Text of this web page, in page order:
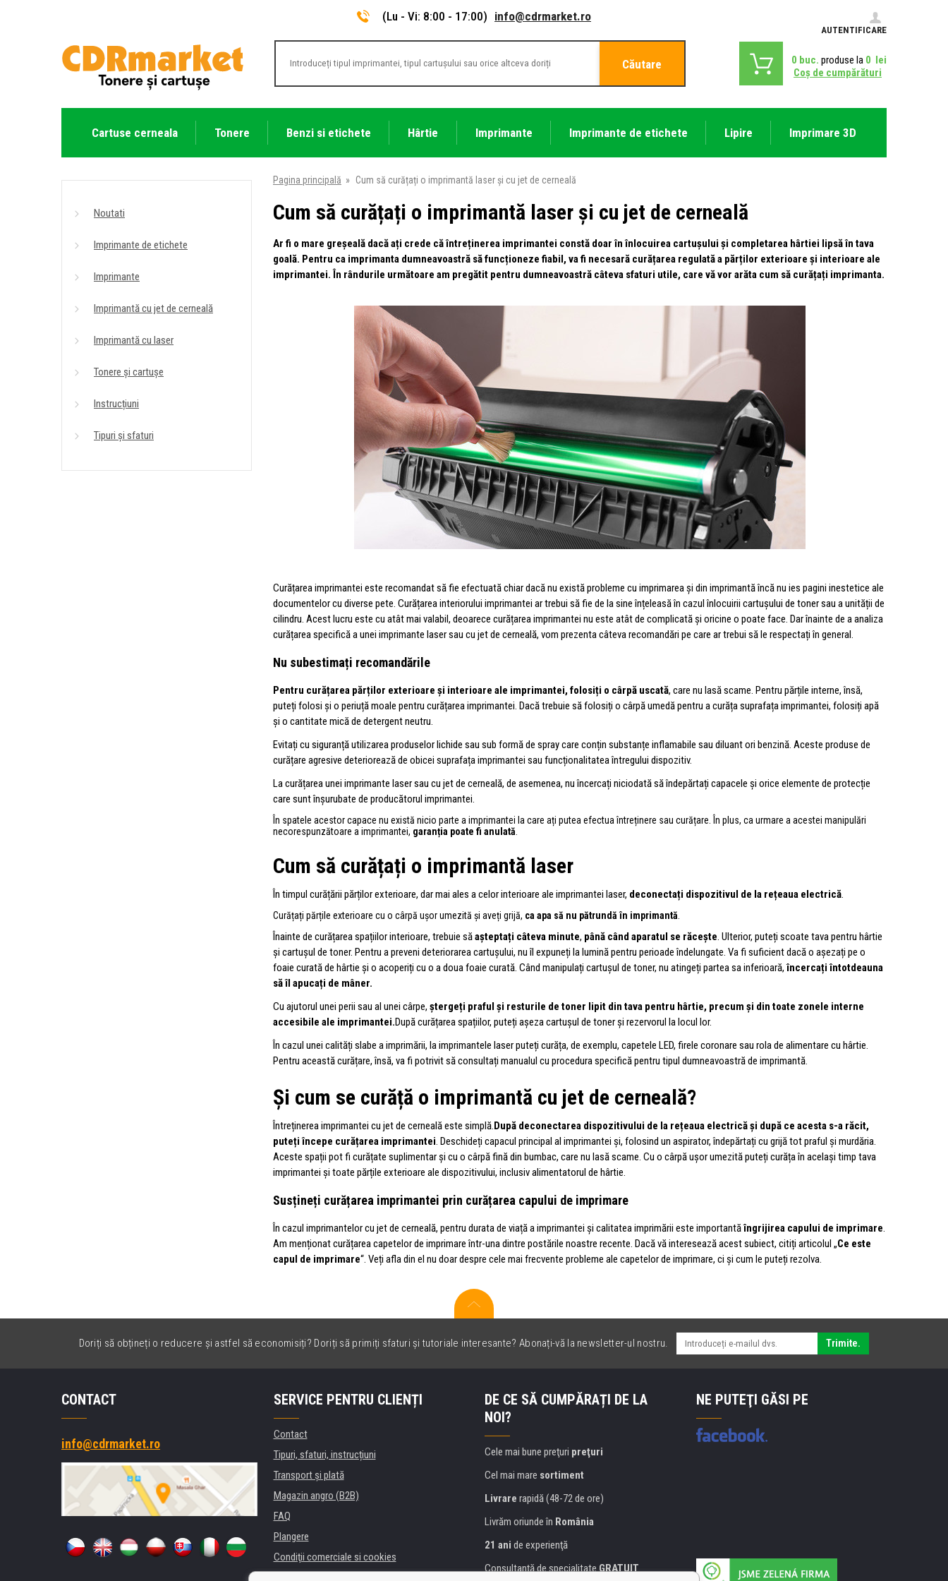
(Lu - Vi: 8:00 - 17:00) info@cdrmarket.ro
AUTENTIFICARE
Căutare 0 buc. produse la 0 lei
Coş de cumpărături
Cartuse cerneala Tonere Benzi si etichete Hârtie Imprimante Imprimante de etichete Lipire Imprimare 3D
Noutati
Imprimante de etichete
Imprimante
Imprimantă cu jet de cerneală
Imprimantă cu laser
Tonere și cartușe
Instrucțiuni
Tipuri și sfaturi
Pagina principală » Cum să curățați o imprimantă laser și cu jet de cerneală
Cum să curățați o imprimantă laser și cu jet de cerneală
Ar fi o mare greșeală dacă ați crede că întreținerea imprimantei constă doar în înlocuirea cartușului și completarea hârtiei lipsă în tava
goală. Pentru ca imprimanta dumneavoastră să funcționeze fiabil, va fi necesară curățarea regulată a părților exterioare și interioare ale
imprimantei. În rândurile următoare am pregătit pentru dumneavoastră câteva sfaturi utile, care vă vor arăta cum să curățați imprimanta.
Curățarea imprimantei este recomandat să fie efectuată chiar dacă nu există probleme cu imprimarea și din imprimantă încă nu ies pagini inestetice ale
documentelor cu diverse pete. Curățarea interiorului imprimantei ar trebui să fie de la sine înțeleasă în cazul înlocuirii cartușului de toner sau a unității de
cilindru. Acest lucru este cu atât mai valabil, deoarece curățarea imprimantei nu este atât de complicată și oricine o poate face. Dar înainte de a analiza
curățarea specifică a unei imprimante laser sau cu jet de cerneală, vom prezenta câteva recomandări pe care ar trebui să le respectați în general.
Nu subestimați recomandările
Pentru curățarea părților exterioare și interioare ale imprimantei, folosiți o cârpă uscată, care nu lasă scame. Pentru părțile interne, însă,
puteți folosi și o periuță moale pentru curățarea imprimantei. Dacă trebuie să folosiți o cârpă umedă pentru a curăța suprafața imprimantei, folosiți apă
și o cantitate mică de detergent neutru.
Evitați cu siguranță utilizarea produselor lichide sau sub formă de spray care conțin substanțe inflamabile sau diluant ori benzină. Aceste produse de
curățare agresive deteriorează de obicei suprafața imprimantei sau funcționalitatea întregului dispozitiv.
La curățarea unei imprimante laser sau cu jet de cerneală, de asemenea, nu încercați niciodată să îndepărtați capacele și orice elemente de protecție
care sunt înșurubate de producătorul imprimantei.
În spatele acestor capace nu există nicio parte a imprimantei la care ați putea efectua întreținere sau curățare. În plus, ca urmare a acestei manipulări
necorespunzătoare a imprimantei, garanția poate fi anulată
Cum să curățați o imprimantă laser
În timpul curățării părților exterioare, dar mai ales a celor interioare ale imprimantei laser, deconectați dispozitivul de la rețeaua electrică.
Curățați părțile exterioare cu o cârpă ușor umezită și aveți grijă, ca apa să nu pătrundă în imprimantă
Înainte de curățarea spațiilor interioare, trebuie săașteptați câteva minute, până când aparatul se răcește. Ulterior, puteți scoate tava pentru hârtie
și cartușul de toner. Pentru a preveni deteriorarea cartușului, nu îl expuneți la lumină pentru perioade îndelungate. Va fi suficient dacă o așezați pe o
foaie curată de hârtie și o acoperiți cu o a doua foaie curată. Când manipulați cartușul de toner, nu atingeți partea sa inferioară,încercați întotdeauna
să îl apucați de mâner.
Cu ajutorul unei perii sau al unei cârpe, ștergeți praful și resturile de toner lipit din tava pentru hârtie, precum și din toate zonele interne
accesibile ale imprimantei.După curățarea spațiilor, puteți așeza cartușul de toner și rezervorul la locul lor.
În cazul unei calități slabe a imprimării, la imprimantele laser puteți curăța, de exemplu, capetele LED, firele coronare sau rola de alimentare cu hârtie.
Pentru această curățare, însă, va fi potrivit să consultați manualul cu procedura specifică pentru tipul dumneavoastră de imprimantă.
Și cum se curăță o imprimantă cu jet de cerneală?
Întreținerea imprimantei cu jet de cerneală este simplă.După deconectarea dispozitivului de la rețeaua electrică și după ce acesta s-a răcit,
puteți începe curățarea imprimantei. Deschideți capacul principal al imprimantei și, folosind un aspirator, îndepărtați cu grijă tot praful și murdăria.
Aceste spații pot fi curățate suplimentar și cu o cârpă fină din bumbac, care nu lasă scame. Cu o cârpă ușor umezită puteți curăța în același timp tava
imprimantei și toate părțile exterioare ale dispozitivului, inclusiv alimentatorul de hârtie.
Susțineți curățarea imprimantei prin curățarea capului de imprimare
În cazul imprimantelor cu jet de cerneală, pentru durata de viață a imprimantei și calitatea imprimării este importantăîngrijirea capului de imprimare.
Am menționat curățarea capetelor de imprimare într-una dintre postările noastre recente. Dacă vă interesează acest subiect, citiți articolul „Ce este
capul de imprimare“. Veți afla din el nu doar despre cele mai frecvente probleme ale capetelor de imprimare, ci și cum le puteți rezolva.
Doriți să obțineți o reducere și astfel să economisiți? Doriți să primiți sfaturi și tutoriale interesante? Abonați-vă la newsletter-ul nostru. Trimite.
CONTACT
info@cdrmarket.ro
SERVICE PENTRU CLIENȚI
Contact
Tipuri, sfaturi, instrucțiuni
Transport şi plată
Magazin angro (B2B)
FAQ
Plangere
Condiţii comerciale si cookies
DE CE SĂ CUMPĂRAȚI DE LA
NOI?
Cele mai bune preţuri preţuri
Cel mai mare sortiment
Livrare rapidă (48-72 de ore)
Livrăm oriunde în România
21 ani de experienţă
Consultanţă de specialitateGRATUIT
NE PUTEŢI GĂSI PE